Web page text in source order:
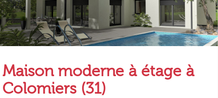
Maison moderne à étage à
Colomiers (31)